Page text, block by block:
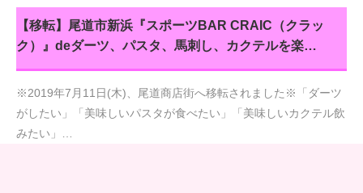
【移転】尾道市新浜『スポーツBAR CRAIC（クラッ
ク）』deダーツ、パスタ、馬刺し、カクテルを楽…
※2019年7月11日(木)、尾道商店街へ移転されました※「ダーツ
がしたい」「美味しいパスタが食べたい」「美味しいカクテル飲
みたい」…